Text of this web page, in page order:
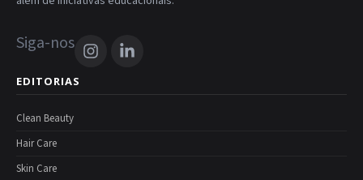
Siga-nos
EDITORIAS
Clean Beauty
Hair Care
Skin Care